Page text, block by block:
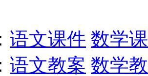
语文课件 数学
语文教案 数学